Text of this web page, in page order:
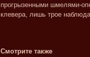
прогрызенными шмелями-
клевера, лишь трое
Смотрите также